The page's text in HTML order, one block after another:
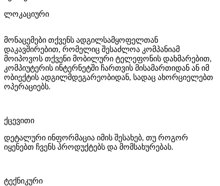
ლოკაციური
მონაცემები თქვენს ადგილსამყოფელთან
დაკავშირებით, რომელიც შესაძლოა კომპანიამ
მოიპოვოს თქვენი მობილური ტელეფონის დახმარებით,
კომპიუტერის ინტერნეტში ჩართვის მისამართიდან ან იმ
ობიექტის ადგილმდეგარეობიდან, სადაც ახორციელებთ
ოპერაციებს.
ქცევითი
დეტალური ინფორმაცია იმის შესახებ, თუ როგორ
იყენებთ ჩვენს პროდუქტებს და მომსახურებას.
ტექნიკური